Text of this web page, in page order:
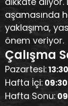
aşamasında
yaklaşıma,
önem veriyor.
Çalışma
Pazartesi:
Hafta İçi:
Hafta Sonu: